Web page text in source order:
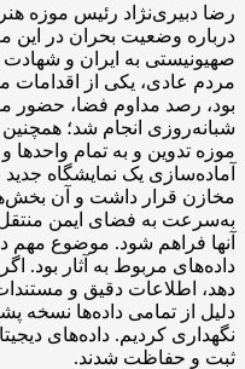
رضا دبیری‌نژاد رئیس موزه
درباره وضعیت بحران در
صهیونیستی به ایران و شهادت
مردم عادی، یکی از اقدامات
بود، رصد مداوم فضا، حضور
شبانه‌روزی انجام شد؛
موزه تدوین و به تمام واحدها
آماده‌سازی یک نمایشگاه
مخازن قرار داشت و آن
به‌سرعت به فضای ایمن منتقل
آنها فراهم شود. موضوع مهم
داده‌های مربوط به آثار بود.
دهد، اطلاعات دقیق و مستندات
دلیل از تمامی داده‌ها نسخه
نگهداری کردیم. داده‌های
ثبت و حفاظت شدند.